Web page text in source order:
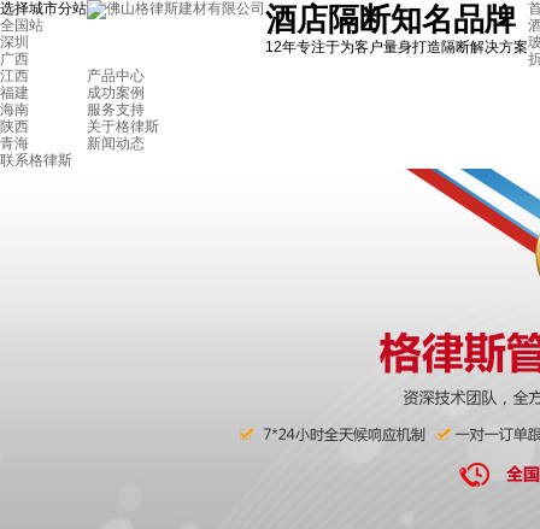
选择城市分站
全国站
深圳
广西
江西
福建
海南
陕西
青海
酒店隔断知名品牌
12年专注于为客户量身打造隔断解决方案
产品中心
成功案例
服务支持
关于格律斯
新闻动态
联系格律斯